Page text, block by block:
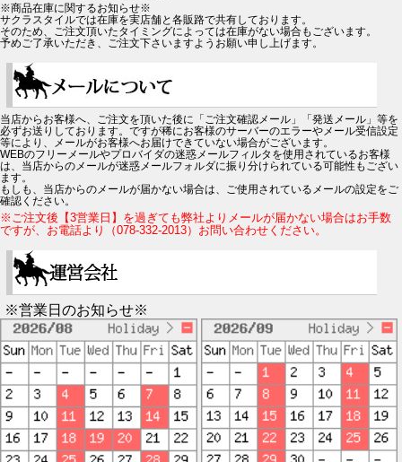
※商品在庫に関するお知らせ※
サクラスタイルでは在庫を実店舗と各販路で共有しております。
そのため、ご注文頂いたタイミングによっては在庫がない場合もございます。
予めご了承いただき、ご注文下さいますようお願い申し上げます。
当店からお客様へ、ご注文を頂いた後に「ご注文確認メール」「発送メール」等を
必ずお送りしております。ですが稀にお客様のサーバーのエラーやメール受信設定
等により、メールがお客様へお届けできていない場合がございます。
WEBのフリーメールやプロバイダの迷惑メールフィルタを使用されているお客様
は、当店からのメールが迷惑メールフォルダに振り分けられている可能性もござい
ます。
もしも、当店からのメールが届かない場合は、ご使用されているメールの設定をご
確認ください。
※ご注文後【3営業日】を過ぎても弊社よりメールが届かない場合はお手数
ですが、お電話より（078-332-2013）お問い合わせください。
※営業日のお知らせ※